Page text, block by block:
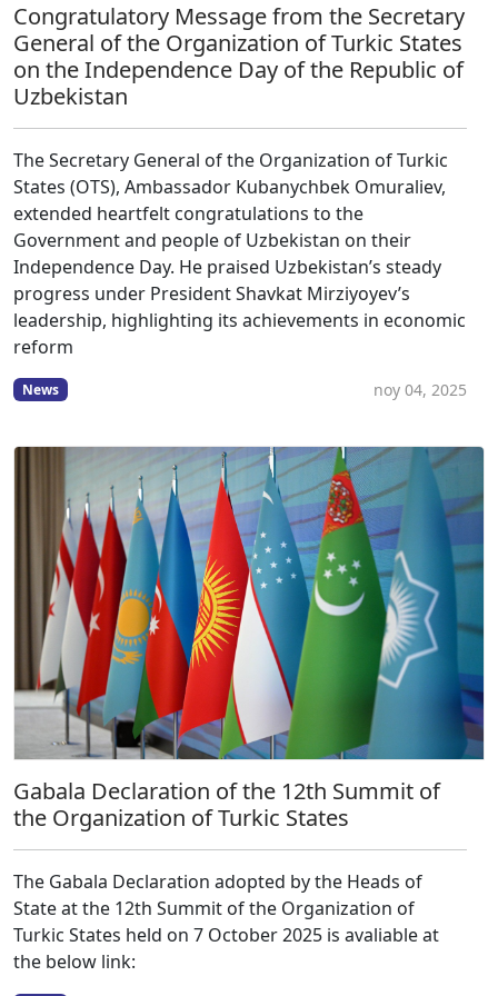
Congratulatory Message from the Secretary
General of the Organization of Turkic States
on the Independence Day of the Republic of
Uzbekistan
The Secretary General of the Organization of Turkic
States (OTS), Ambassador Kubanychbek Omuraliev,
extended heartfelt congratulations to the
Government and people of Uzbekistan on their
Independence Day. He praised Uzbekistan’s steady
progress under President Shavkat Mirziyoyev’s
leadership, highlighting its achievements in economic
reform
News noy 04, 2025
Gabala Declaration of the 12th Summit of
the Organization of Turkic States
The Gabala Declaration adopted by the Heads of
State at the 12th Summit of the Organization of
Turkic States held on 7 October 2025 is avaliable at
the below link: